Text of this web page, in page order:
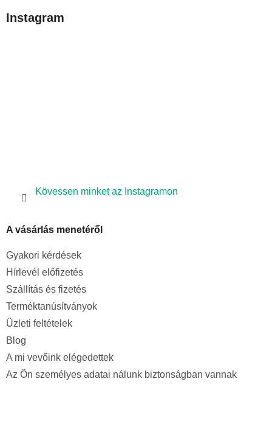
bInstagram
Kövessen minket az Instagramon
A vásárlás menetéről
Gyakori kérdések
Hírlevél előfizetés
Szállítás és fizetés
Terméktanúsítványok
Üzleti feltételek
Blog
A mi vevőink elégedettek
Az Ön személyes adatai nálunk biztonságban vannak